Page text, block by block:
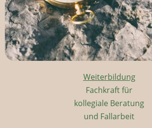
Weiterbildung
Fachkraft für
kollegiale Beratung
und Fallarbeit